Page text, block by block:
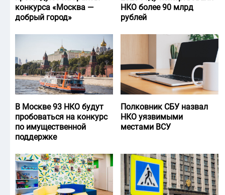
конкурса «Москва —
добрый город»
НКО более 90 млрд
рублей
В Москве 93 НКО будут
пробоваться на конкурс
по имущественной
поддержке
Полковник СБУ назвал
НКО уязвимыми
местами ВСУ